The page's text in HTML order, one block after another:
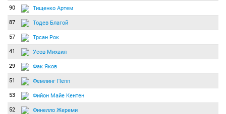
90 Тищенко Артем
87 Тодев Благой
57 Трсан Рок
41 Усов Михаил
29 Фак Яков
51 Фемлинг Пепп
53 Фийон Майе Кентен
52 Финелло Жереми